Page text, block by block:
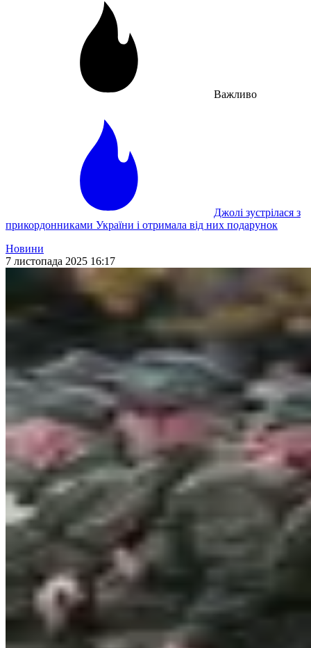
Важливо
Джолі зустрілася з
прикордонниками України і отримала від них подарунок
Новини
7 листопада 2025 16:17